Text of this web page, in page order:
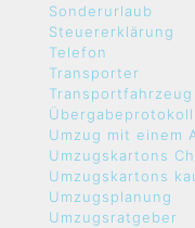
Sonderurlaub
Steuererklärung
Telefon
Transporter
Übergabeprotokoll
Umzug mit einem
Umzugskartons
Umzugskartons
Umzugsplanung
Umzugsratgeber